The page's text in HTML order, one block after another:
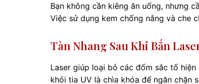
Bạn không cần kiêng ăn uống, nhưng
Việc sử dụng kem chống nắng và che
Tàn Nhang Sau Khi Bắn
Laser giúp loại bỏ các đốm sắc tố
khỏi tia UV là chìa khóa để ngăn chặn